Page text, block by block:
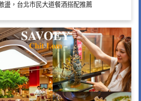
盪，台北市民大道餐酒搭配推薦